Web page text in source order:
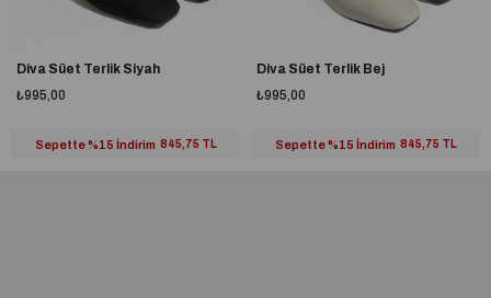
Diva Süet Terlik Siyah
₺995,00
Sepette %15 İndirim 845,75 TL
Diva Süet Terlik Bej
₺995,00
Sepette %15 İndirim 845,75 TL